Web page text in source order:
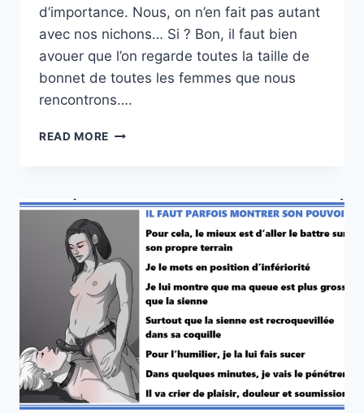
d’importance. Nous, on n’en fait pas autant
avec nos nichons… Si ? Bon, il faut bien
avouer que l’on regarde toutes la taille de
bonnet de toutes les femmes que nous
rencontrons….
READ MORE SOYEZ